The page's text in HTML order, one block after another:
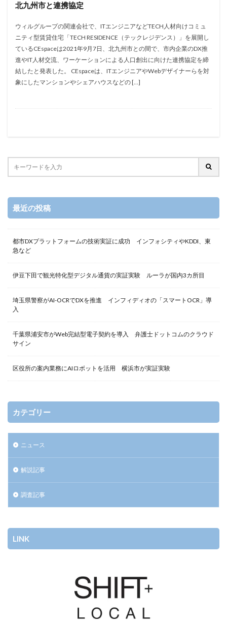
北九州市と連携協定
ウィルグループの関連会社で、ITエンジニアなどTECH人材向けコミュ
ニティ型賃貸住宅「TECH RESIDENCE（テックレジデンス）」を展開し
ているCEspaceは2021年9月7日、北九州市との間で、市内企業のDX推
進やIT人材交流、ワーケーションによる人口創出に向けた連携協定を締
結したと発表した。 CEspaceは、ITエンジニアやWebデザイナーらを対
象にしたマンションやシェアハウスなどの […]
最近の投稿
都市DXプラットフォームの技術実証に成功 インフォシティやKDDI、東
急など
伊豆下田で観光特化型デジタル通貨の実証実験 ルーラが国内3カ所目
埼玉県警察がAI-OCRでDXを推進 インフィディオの「スマートOCR」導
入
千葉県浦安市がWeb完結型電子契約を導入 弁護士ドットコムのクラウド
サイン
区役所の案内業務にAIロボットを活用 横浜市が実証実験
カテゴリー
ニュース
解説記事
調査記事
LINK